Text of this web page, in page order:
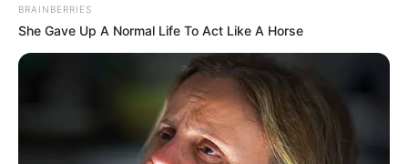
BRAINBERRIES
She Gave Up A Normal Life To Act Like A Horse